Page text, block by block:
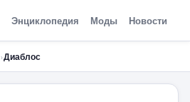
Энциклопедия Моды Новости
›Диаблос